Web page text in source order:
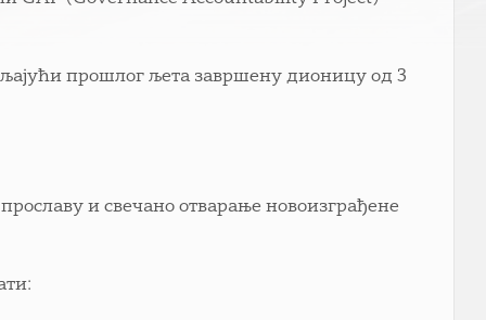
прошлог љета завршену дионицу од 3
и свечано отварање новоизграђене